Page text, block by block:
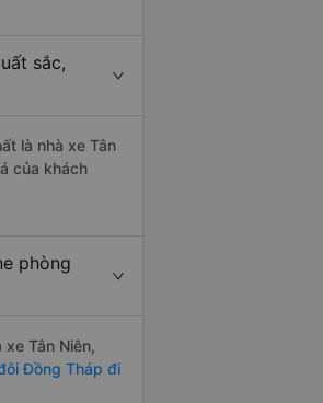
sắc,
là nhà xe Tân
của khách
phòng
Tân Niên,
Đồng Tháp đi